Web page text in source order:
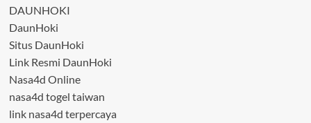
DAUNHOKI
DaunHoki
Situs DaunHoki
Link Resmi DaunHoki
Nasa4d Online
nasa4d togel taiwan
link nasa4d terpercaya